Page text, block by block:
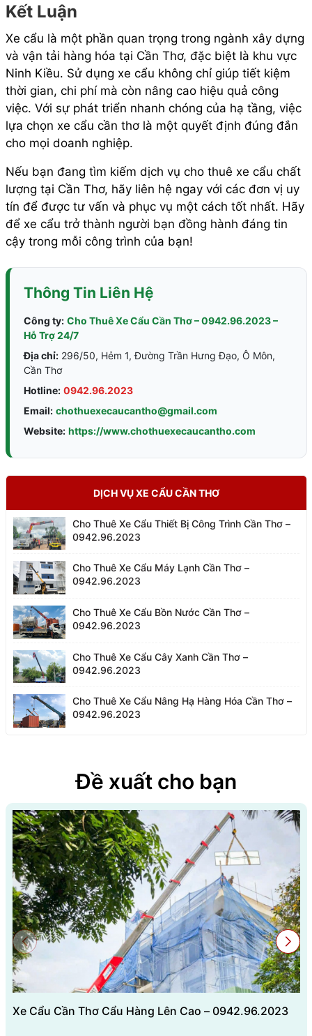
Kết Luận
Xe cẩu là một phần quan trọng trong ngành xây dựng
và vận tải hàng hóa tại Cần Thơ, đặc biệt là khu vực
Ninh Kiều. Sử dụng xe cẩu không chỉ giúp tiết kiệm
thời gian, chi phí mà còn nâng cao hiệu quả công
việc. Với sự phát triển nhanh chóng của hạ tầng, việc
lựa chọn xe cẩu cần thơ là một quyết định đúng đắn
cho mọi doanh nghiệp.
Nếu bạn đang tìm kiếm dịch vụ cho thuê xe cẩu chất
lượng tại Cần Thơ, hãy liên hệ ngay với các đơn vị uy
tín để được tư vấn và phục vụ một cách tốt nhất. Hãy
để xe cẩu trở thành người bạn đồng hành đáng tin
cậy trong mỗi công trình của bạn!
Thông Tin Liên Hệ
Công ty: Cho Thuê Xe Cẩu Cần Thơ – 0942.96.2023 –
Hỗ Trợ 24/7
Địa chỉ:296/50, Hẻm 1, Đường Trần Hưng Đạo, Ô Môn,
Cần Thơ
Hotline: 0942.96.2023
Email: chothuexecaucantho@gmail.com
Website: https://www.chothuexecaucantho.com
DỊCH VỤ XE CẨU CẦN THƠ
Cho Thuê Xe Cẩu Thiết Bị Công Trình Cần Thơ –
0942.96.2023
Cho Thuê Xe Cẩu Máy Lạnh Cần Thơ –
0942.96.2023
Cho Thuê Xe Cẩu Bồn Nước Cần Thơ –
0942.96.2023
Cho Thuê Xe Cẩu Cây Xanh Cần Thơ –
0942.96.2023
Cho Thuê Xe Cẩu Nâng Hạ Hàng Hóa Cần Thơ –
0942.96.2023
Đề xuất cho bạn
Xe Cẩu Cần Thơ Cẩu Hàng Lên Cao – 0942.96.2023